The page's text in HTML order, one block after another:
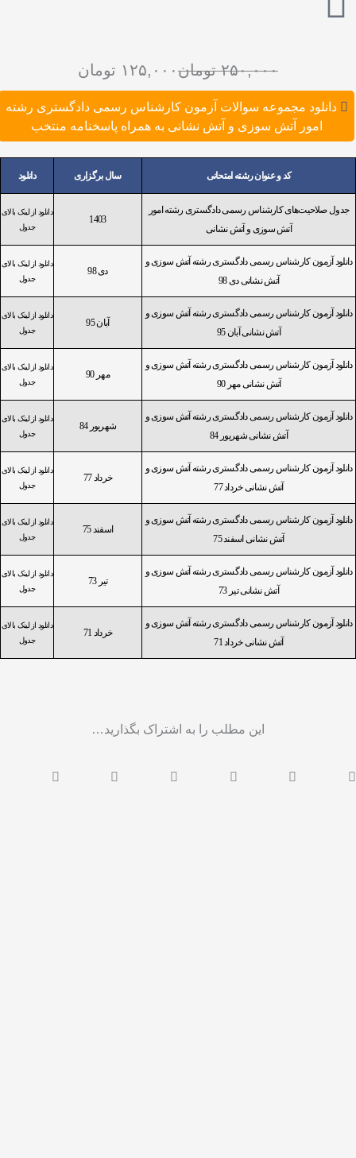
۲۵۰,۰۰۰ تومانقیمت
اصلی
۲۵۰,۰۰۰ تومان
بود.
۱۲۵,۰۰۰ تومان
قیمت
فعلی
۱۲۵,۰۰۰ تومان
است.
دانلود مجموعه سوالات آزمون کارشناس رسمی دادگستری رشته
امور آتش سوزی و آتش نشانی به همراه پاسخنامه منتخب
کد و عنوان رشته امتحانی سال برگزاری دانلود
جدول صلاحیت‌های کارشناس رسمی دادگستری رشته امور
آتش سوزی و آتش نشانی
1403
دانلود از لینک بالای
جدول
دانلود آزمون کارشناس رسمی دادگستری رشته آتش سوزی و
آتش نشانی دی 98
دی 98
دانلود از لینک بالای
جدول
دانلود آزمون کارشناس رسمی دادگستری رشته آتش سوزی و
آتش نشانی آبان 95
آبان 95
دانلود از لینک بالای
جدول
دانلود آزمون کارشناس رسمی دادگستری رشته آتش سوزی و
آتش نشانی مهر 90
مهر 90
دانلود از لینک بالای
جدول
دانلود آزمون کارشناس رسمی دادگستری رشته آتش سوزی و
آتش نشانی شهریور 84
شهریور 84
دانلود از لینک بالای
جدول
دانلود آزمون کارشناس رسمی دادگستری رشته آتش سوزی و
آتش نشانی خرداد 77
خرداد 77
دانلود از لینک بالای
جدول
دانلود آزمون کارشناس رسمی دادگستری رشته آتش سوزی و
آتش نشانی اسفند 75
اسفند 75
دانلود از لینک بالای
جدول
دانلود آزمون کارشناس رسمی دادگستری رشته آتش سوزی و
آتش نشانی تیر 73
تیر 73
دانلود از لینک بالای
جدول
دانلود آزمون کارشناس رسمی دادگستری رشته آتش سوزی و
آتش نشانی خرداد 71
خرداد 71
دانلود از لینک بالای
جدول
این مطلب را به اشتراک بگذارید…